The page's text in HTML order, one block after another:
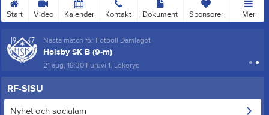
Start Video Kalender Kontakt Dokument Sponsorer Mer
Nästa match för Fotboll Damlaget
Holsby SK B (9-m)
21 aug, 18:30 Furuvi 1, Lekeryd
RF-SISU
Nyhet och socialam